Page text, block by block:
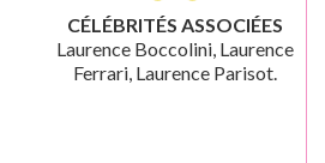
CÉLÉBRITÉS ASSOCIÉES
Laurence Boccolini, Laurence
Ferrari, Laurence Parisot.